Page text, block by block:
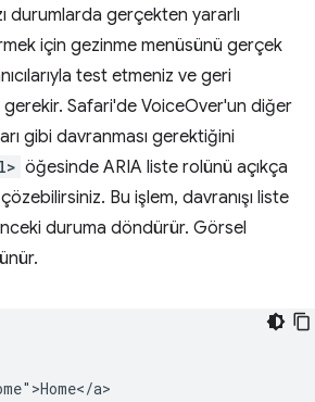
durumlarda gerçekten yararlı
için gezinme menüsünü gerçek
test etmeniz ve geri
gerekir. Safari'de VoiceOver'un diğer
gibi davranması gerektiğini
öğesinde ARIA liste rolünü açıkça
Bu işlem, davranışı liste
duruma döndürür. Görsel
a>